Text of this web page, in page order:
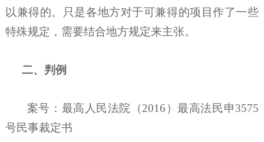
以兼得的。只是各地方对于可兼得的项目作了一些
特殊规定，需要结合地方规定来主张。
二、判例
案号：最高人民法院（2016）最高法民申3575
号民事裁定书